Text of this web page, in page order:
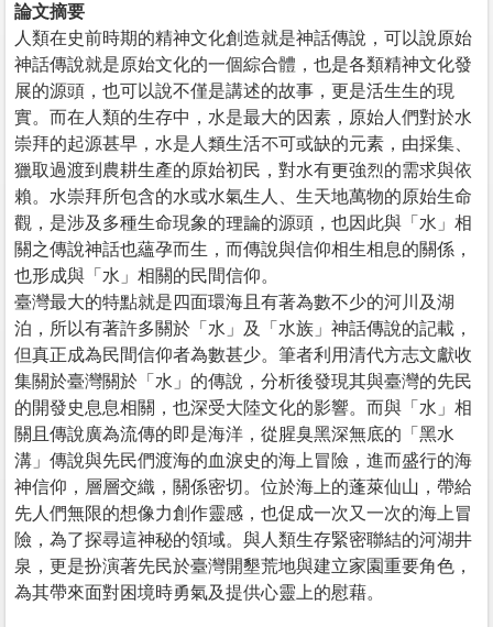
論文摘要
人類在史前時期的精神文化創造就是神話傳說，可以說原始
神話傳說就是原始文化的一個綜合體，也是各類精神文化發
展的源頭，也可以說不僅是講述的故事，更是活生生的現
實。而在人類的生存中，水是最大的因素，原始人們對於水
崇拜的起源甚早，水是人類生活不可或缺的元素，由採集、
獵取過渡到農耕生產的原始初民，對水有更強烈的需求與依
賴。水崇拜所包含的水或水氣生人、生天地萬物的原始生命
觀，是涉及多種生命現象的理論的源頭，也因此與「水」相
關之傳說神話也蘊孕而生，而傳說與信仰相生相息的關係，
也形成與「水」相關的民間信仰。
臺灣最大的特點就是四面環海且有著為數不少的河川及湖
泊，所以有著許多關於「水」及「水族」神話傳說的記載，
但真正成為民間信仰者為數甚少。筆者利用清代方志文獻收
集關於臺灣關於「水」的傳說，分析後發現其與臺灣的先民
的開發史息息相關，也深受大陸文化的影響。而與「水」相
關且傳說廣為流傳的即是海洋，從腥臭黑深無底的「黑水
溝」傳說與先民們渡海的血淚史的海上冒險，進而盛行的海
神信仰，層層交織，關係密切。位於海上的蓬萊仙山，帶給
先人們無限的想像力創作靈感，也促成一次又一次的海上冒
險，為了探尋這神秘的領域。與人類生存緊密聯結的河湖井
泉，更是扮演著先民於臺灣開墾荒地與建立家園重要角色，
為其帶來面對困境時勇氣及提供心靈上的慰藉。